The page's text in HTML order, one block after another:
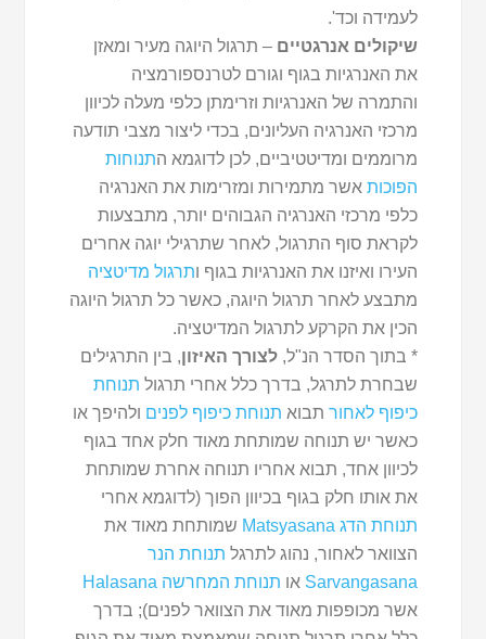
לעמידה וכד'.
שיקולים אנרגטיים – תרגול היוגה מעיר ומאזן
את האנרגיות בגוף וגורם לטרנספורמציה
והתמרה של האנרגיות וזרימתן כלפי מעלה לכיוון
מרכזי האנרגיה העליונים, בכדי ליצור מצבי תודעה
מרוממים ומדיטטיביים, לכן לדוגמא התנוחות
הפוכות אשר מתמירות ומזרימות את האנרגיה
כלפי מרכזי האנרגיה הגבוהים יותר, מתבצעות
לקראת סוף התרגול, לאחר שתרגילי יוגה אחרים
העירו ואיזנו את האנרגיות בגוף ותרגול מדיטציה
מתבצע לאחר תרגול היוגה, כאשר כל תרגול היוגה
הכין את הקרקע לתרגול המדיטציה.
* בתוך הסדר הנ"ל,לצורך האיזון, בין התרגילים
שבחרת לתרגל, בדרך כלל אחרי תרגול תנוחת
כיפוף לאחור תבוא תנוחת כיפוף לפנים ולהיפך או
כאשר יש תנוחה שמותחת מאוד חלק אחד בגוף
לכיוון אחד, תבוא אחריו תנוחה אחרת שמותחת
את אותו חלק בגוף בכיוון הפוך (לדוגמא אחרי
תנוחת הדג Matsyasana
שמותחת מאוד את
הצוואר לאחור, נהוג לתרגל תנוחת הנר
Sarvangasana או תנוחת המחרשה Halasana
אשר מכופפות מאוד את הצוואר לפנים); בדרך